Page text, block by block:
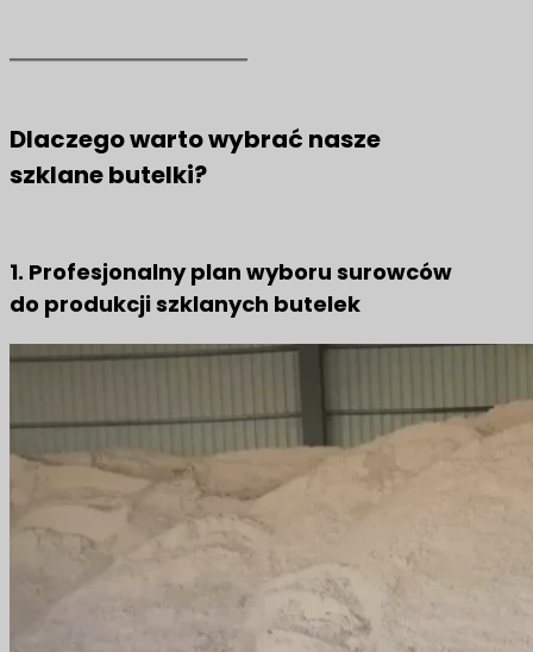
Dlaczego warto wybrać nasze
szklane butelki?
1. Profesjonalny plan wyboru surowców
do produkcji szklanych butelek